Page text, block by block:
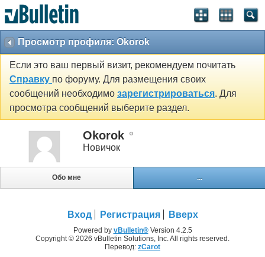
Просмотр профиля: Okorok
Если это ваш первый визит, рекомендуем почитать
Справку по форуму. Для размещения своих
сообщений необходимо зарегистрироваться. Для
просмотра сообщений выберите раздел.
Okorok
Новичок
Обо мне ...
Вход Регистрация Вверх
Powered by vBulletin®Version 4.2.5
Copyright © 2026 vBulletin Solutions, Inc. All rights reserved.
Перевод: zCarot